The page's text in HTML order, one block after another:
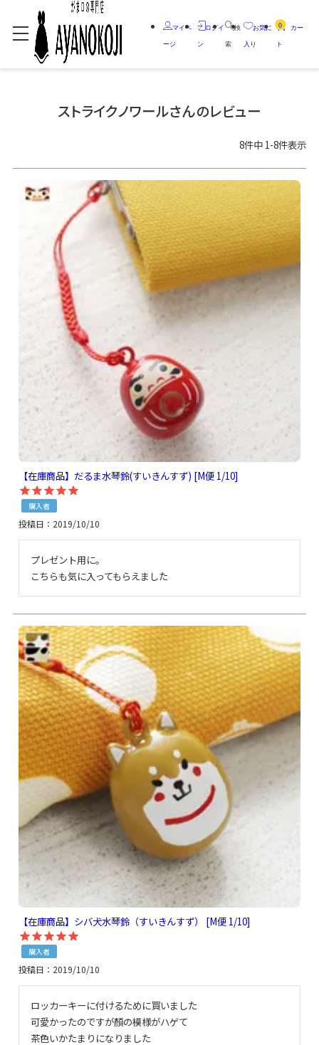
マイペ
ージ
ログイ
ン
検
索
お気に
入り
0 カー
ト
ストライクノワールさんのレビュー
8件中 1-8件表示
【在庫商品】だるま水琴鈴(すいきんすず) [M便 1/10]
購入者
投稿日 2019/10/10
プレゼント用に。
こちらも気に入ってもらえました
【在庫商品】シバ犬水琴鈴（すいきんすず） [M便 1/10]
購入者
投稿日 2019/10/10
ロッカーキーに付けるために買いました
可愛かったのですが顏の模様がハゲて
茶色いかたまりになりました